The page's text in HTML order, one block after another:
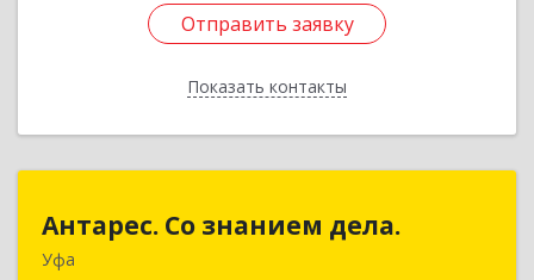
Отправить заявку
Показать контакты
Отправить заявку
Назад
Антарес. Со знанием дела.
Уфа